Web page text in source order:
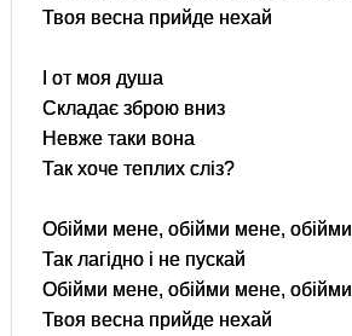
Твоя весна прийде нехай
І от моя душа
Складає зброю вниз
Невже таки вона
Так хоче теплих сліз?
Обійми мене, обійми мене, обійми
Так лагідно і не пускай
Обійми мене, обійми мене, обійми
Твоя весна прийде нехай